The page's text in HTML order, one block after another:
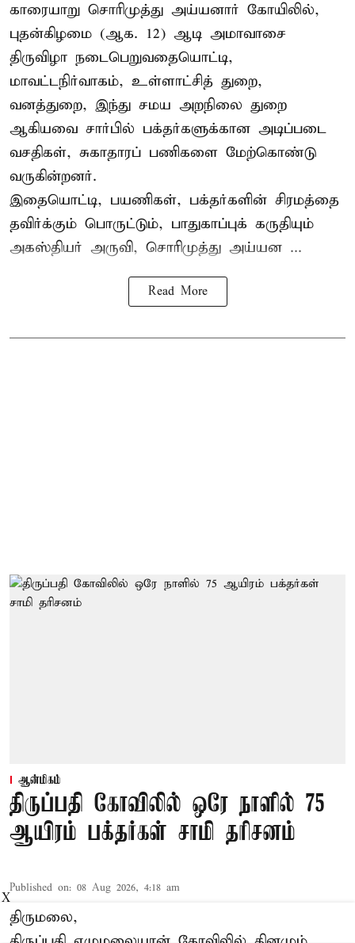
காரையாறு சொரிமுத்து அய்யனார் கோயிலில்,
புதன்கிழமை (ஆக. 12) ஆடி அமாவாசை
திருவிழா நடைபெறுவதையொட்டி,
மாவட்டநிர்வாகம், உள்ளாட்சித் துறை,
வனத்துறை, இந்து சமய அறநிலை துறை
ஆகியவை சார்பில் பக்தர்களுக்கான அடிப்படை
வசதிகள், சுகாதாரப் பணிகளை மேற்கொண்டு
வருகின்றனர்.
இதையொட்டி, பயணிகள், பக்தர்களின் சிரமத்தை
தவிர்க்கும் பொருட்டும், பாதுகாப்புக் கருதியும்
அகஸ்தியர் அருவி, சொரிமுத்து அய்யன ...
Read More
ஆன்மிகம்
திருப்பதி கோவிலில் ஒரே நாளில் 75
ஆயிரம் பக்தர்கள் சாமி தரிசனம்
Published on: 08 Aug 2026, 4:18 am
திருமலை,
X